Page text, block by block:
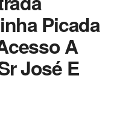
Picada
A
José E